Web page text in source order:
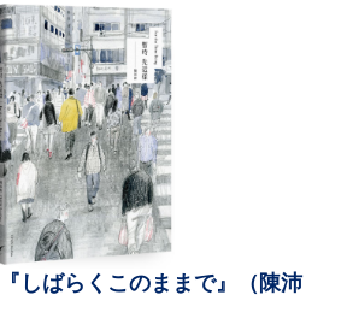
しばらくこのままで』（陳沛